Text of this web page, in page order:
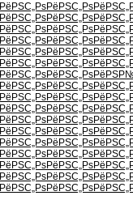
РёРЅС„РѕРёРЅС„Рѕ
РёРЅС„РѕРёРЅС„Рѕ
РёРЅС„РѕРёРЅС„Рѕ
РёРЅС„РѕРёРЅС„Рѕ
РёРЅС„РѕРёРЅС„Рѕ
РёРЅС„РѕРёРЅС„Рѕ
РёРЅС„РѕРёРЅС„Рѕ
РёРЅС„РѕРёРЅС„Рѕ
РёРЅС„РѕРёРЅС„Рѕ
РёРЅС„РѕРёРЅС„Рѕ
РёРЅС„РѕРёРЅС„Рѕ
РёРЅС„РѕРёРЅС„Рѕ
РёРЅС„РѕРёРЅС„Рѕ
РёРЅС„РѕРёРЅС„Рѕ
РёРЅС„РѕРёРЅС„Рѕ
РёРЅС„РѕРёРЅС„Рѕ
РёРЅС„РѕРёРЅС„Рѕ